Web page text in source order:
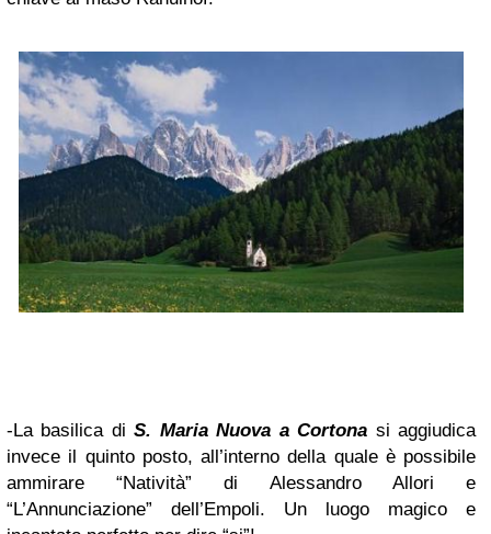
-La basilica diS. Maria Nuova a Cortona si aggiudica
invece il quinto posto, all’interno della quale è possibile
ammirare “Natività” di Alessandro Allori e
“L’Annunciazione” dell’Empoli. Un luogo magico e